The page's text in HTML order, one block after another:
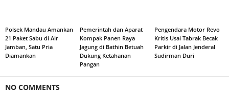
Polsek Mandau Amankan
21 Paket Sabu di Air
Jamban, Satu Pria
Diamankan
Pemerintah dan Aparat
Kompak Panen Raya
Jagung di Bathin Betuah
Dukung Ketahanan
Pangan
Pengendara Motor Revo
Kritis Usai Tabrak Becak
Parkir di Jalan Jenderal
Sudirman Duri
NO COMMENTS